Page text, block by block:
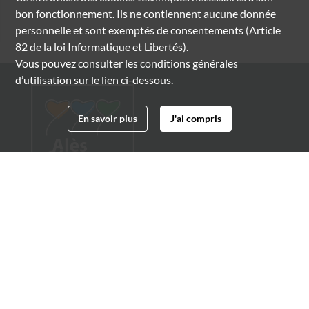
bon fonctionnement. Ils ne contiennent aucune donnée
personnelle et sont exemptés de consentements (Article
82 de la loi Informatique et Libertés).
Vous pouvez consulter les conditions générales
d’utilisation sur le lien ci-dessous.
En savoir plus J'ai compris